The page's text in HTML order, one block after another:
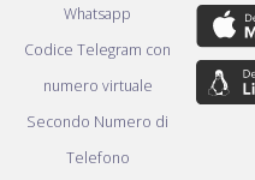
Whatsapp
Codice Telegram con
numero virtuale
Secondo Numero di
Telefono